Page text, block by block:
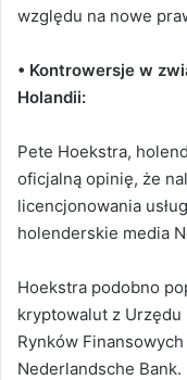
względu na nowe
• Kontrowersje w
Holandii:
Pete Hoekstra,
oficjalną opinię, że
licencjonowania
holenderskie media
Hoekstra podobno
kryptowalut z
Rynków
Nederlandsche Bank.